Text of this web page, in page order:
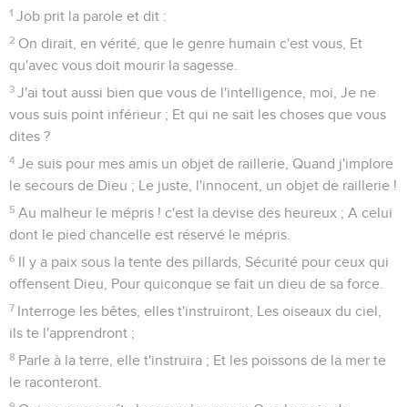
1 Job prit la parole et dit :
2 On dirait, en vérité, que le genre humain c'est vous, Et
qu'avec vous doit mourir la sagesse.
3 J'ai tout aussi bien que vous de l'intelligence, moi, Je ne
vous suis point inférieur ; Et qui ne sait les choses que vous
dites ?
4 Je suis pour mes amis un objet de raillerie, Quand j'implore
le secours de Dieu ; Le juste, l'innocent, un objet de raillerie !
5 Au malheur le mépris ! c'est la devise des heureux ; A celui
dont le pied chancelle est réservé le mépris.
6 Il y a paix sous la tente des pillards, Sécurité pour ceux qui
offensent Dieu, Pour quiconque se fait un dieu de sa force.
7 Interroge les bêtes, elles t'instruiront, Les oiseaux du ciel,
ils te l'apprendront ;
8 Parle à la terre, elle t'instruira ; Et les poissons de la mer te
le raconteront.